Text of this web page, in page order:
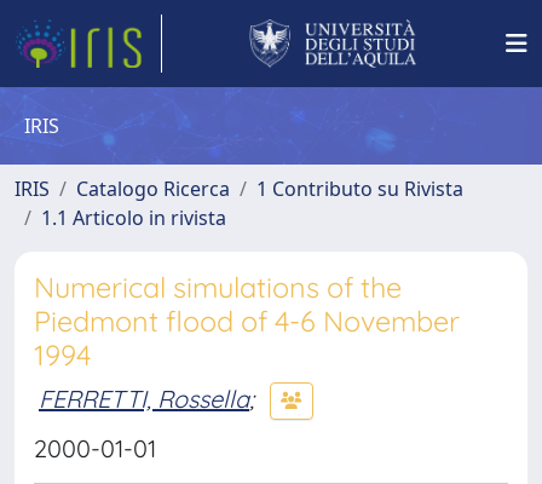
IRIS
IRIS Catalogo Ricerca
1 Contributo su Rivista
1.1 Articolo in rivista
Numerical simulations of the
Piedmont flood of 4-6 November
1994
FERRETTI, Rossella;
2000-01-01